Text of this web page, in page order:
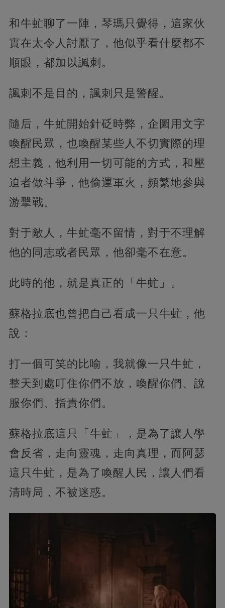
和牛虻聊了一陣，琴瑪只覺得，這家伙
實在太令人討厭了，他似乎看什麼都不
順眼，都加以諷刺。
諷刺不是目的，諷刺只是警醒。
隨后，牛虻開始針砭時弊，企圖用文字
喚醒民眾，也喚醒某些人不切實際的理
想主義，他利用一切可能的方式，和壓
迫者做斗爭，他偷運軍火，頻繁地參與
游擊戰。
對于敵人，牛虻毫不留情，對于不理解
他的同志或者民眾，他卻毫不在意。
此時的他，就是真正的「牛虻」。
蘇格拉底也曾把自己看成一只牛虻，他
說：
打一個可笑的比喻，我就像一只牛虻，
整天到處叮住你們不放，喚醒你們、說
服你們、指責你們。
蘇格拉底這只「牛虻」，是為了讓人學
會反省，走向靈魂，走向真理，而阿瑟
這只牛虻，是為了喚醒人民，讓人們看
清時局，不被迷惑。